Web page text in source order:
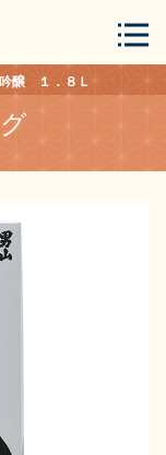
ログイン
醸 １．８Ｌ